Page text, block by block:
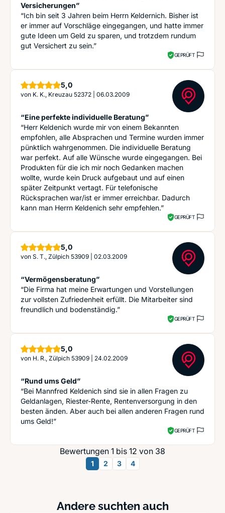
Versicherungen”
“Ich bin seit 3 Jahren beim Herrn Keldernich. Bisher ist
er immer auf Vorschläge eingegangen, und hatte immer
gute Ideen um Geld zu sparen, und trotzdem rundum
gut Versichert zu sein.”
GEPRÜFT
5,0Sterne
von K. K., Kreuzau 52372 06.03.2009
“Eine perfekte individuelle Beratung”
“Herr Keldenich wurde mir von einem Bekannten
empfohlen, alle Absprachen und Termine wurden immer
pünktlich wahrgenommen. Die individuelle Beratung
war perfekt. Auf alle Wünsche wurde eingegangen. Bei
Produkten für die ich mir noch Gedanken machen
wollte, wurde kein Druck aufgebaut und auf einen
später Zeitpunkt vertagt. Für telefonische
Rücksprachen war/ist er immer erreichbar. Dadurch
kann man Herrn Keldenich sehr empfehlen.”
GEPRÜFT
5,0Sterne
von S. T., Zülpich 53909 02.03.2009
“Vermögensberatung”
“Die Firma hat meine Erwartungen und Vorstellungen
zur vollsten Zufriedenheit erfüllt. Die Mitarbeiter sind
freundlich und bodenständig.”
GEPRÜFT
5,0Sterne
von H. R., Zülpich 53909 24.02.2009
“Rund ums Geld”
“Bei Mannfred Keldenich sind sie in allen Fragen zu
Geldanlagen, Riester-Rente, Rentenversorgung in den
besten änden. Aber auch bei allen anderen Fragen rund
ums Geld!”
GEPRÜFT
Bewertungen 1 bis 12 von 38
1 2 3 4
Andere suchten auch